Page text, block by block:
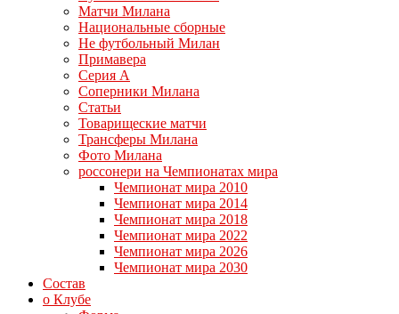
Матчи Милана
Национальные сборные
Не футбольный Милан
Примавера
Серия А
Соперники Милана
Статьи
Товарищеские матчи
Трансферы Милана
Фото Милана
россонери на Чемпионатах мира
Чемпионат мира 2010
Чемпионат мира 2014
Чемпионат мира 2018
Чемпионат мира 2022
Чемпионат мира 2026
Чемпионат мира 2030
Состав
о Клубе